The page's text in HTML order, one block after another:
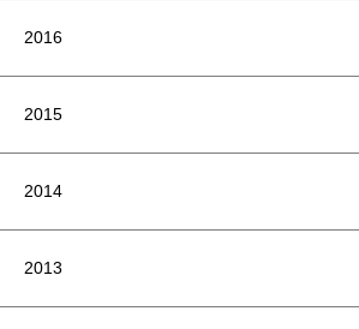
2016
2015
2014
2013